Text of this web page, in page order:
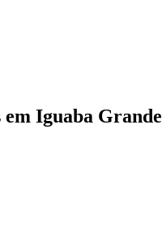
Iguaba Grande